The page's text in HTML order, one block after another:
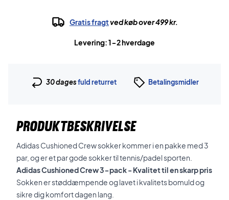
Gratis fragtved køb over 499 kr.
Levering: 1-2 hverdage
30 dagesfuld returret Betalingsmidler
PRODUKTBESKRIVELSE
Adidas Cushioned Crew sokker kommer i en pakke med 3
par, og er et par gode sokker til tennis/padel sporten.
Adidas Cushioned Crew 3-pack - Kvalitet til en skarp pris
Sokken er støddæmpende og lavet i kvalitets bomuld og
sikre dig komfort dagen lang.